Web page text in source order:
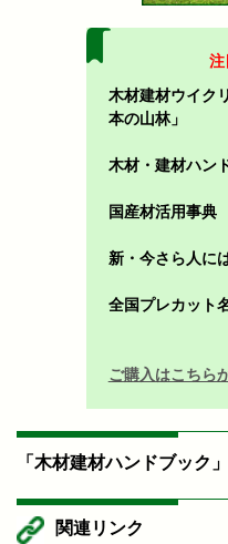
注
木材建材ウイク
本の山林」
木材・建材ハン
国産材活用事典
新・今さら人に
全国プレカット
ご購入はこちら
「木材建材ハンドブック
関連リンク